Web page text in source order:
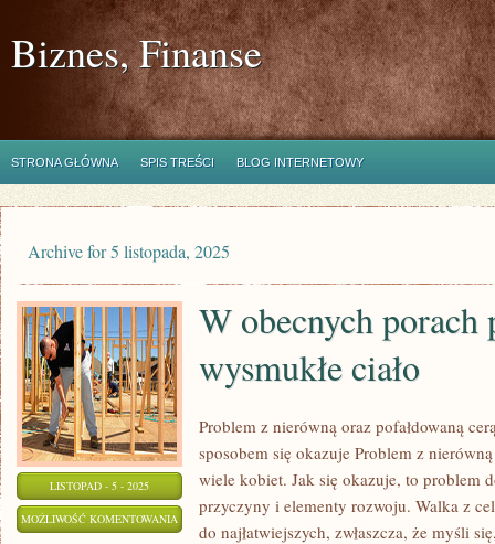
Biznes, Finanse
STRONA GŁÓWNA SPIS TREŚCI BLOG INTERNETOWY
Archive for 5 listopada, 2025
LISTOPAD - 5 - 2025
MOŻLIWOŚĆ KOMENTOWANIA
W obecnych porach
wysmukłe ciało
Problem z nierówną oraz pofałdowaną
sposobem się okazuje Problem z
wiele kobiet. Jak się okazuje, to problem
przyczyny i elementy rozwoju. Walka z
do najłatwiejszych, zwłaszcza, że myśli